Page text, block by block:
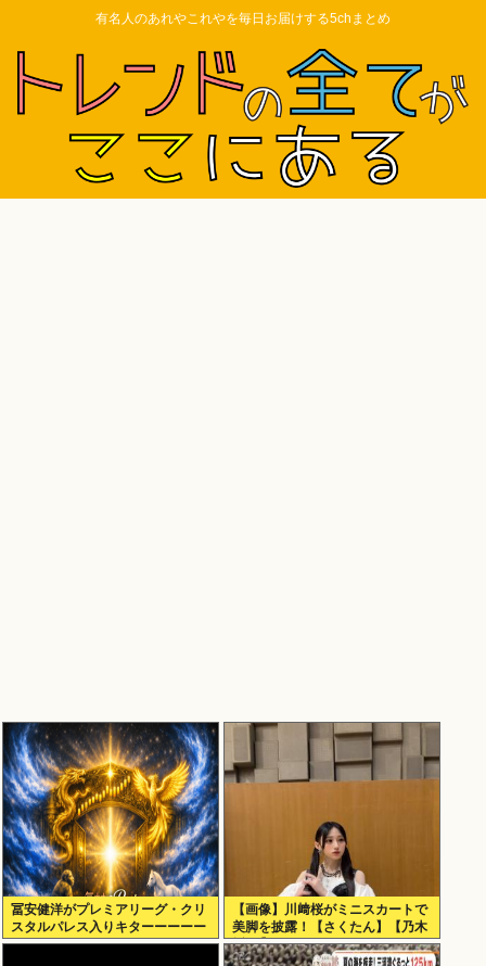
有名人のあれやこれやを毎日お届けする5chまとめ
冨安健洋がプレミアリーグ・クリ
スタルパレス入りキターーーーー
ー！
【画像】川﨑桜がミニスカートで
美脚を披露！【さくたん】【乃木
坂46】